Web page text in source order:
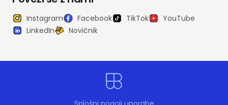
Instagram Facebook TikTok
YouTube
LinkedIn
Novičnik